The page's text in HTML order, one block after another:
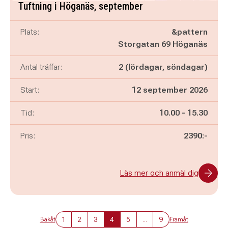
Tuftning i Höganäs, september
Plats:
&pattern
Storgatan 69 Höganäs
Antal träffar: 2 (lördagar, söndagar)
Start: 12 september 2026
Tid: Pågår mellan
10.00 - och
15.30
Pris: 2390:-
Läs mer och anmäl dig
Bakåt 1 2 3 4 5 9 Framåt